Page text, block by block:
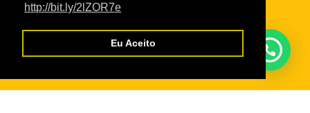
http://bit.ly/2lZOR7e
Eu Aceito
Normas de Atendimento da Odontologia
Normas Cursos Livres Cultura